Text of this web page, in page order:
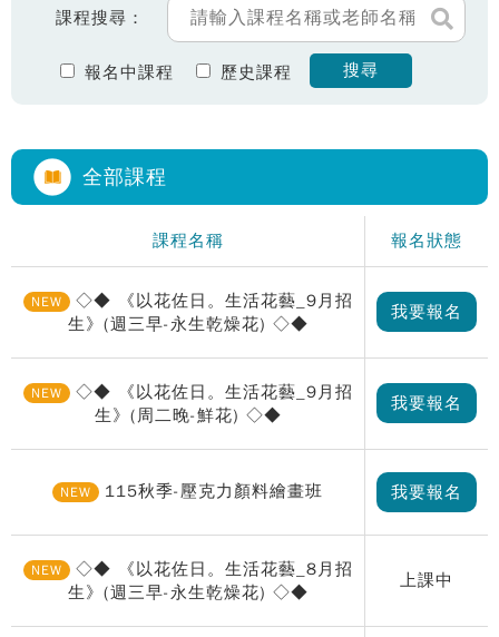
課程搜尋：
報名中課程 歷史課程 搜尋
全部課程
課程名稱 報名狀態
NEW
◇◆ 《以花佐日。生活花藝_9月招
生》(週三早-永生乾燥花) ◇◆
我要報名
NEW
◇◆ 《以花佐日。生活花藝_9月招
生》(周二晚-鮮花) ◇◆
我要報名
NEW 115秋季-壓克力顏料繪畫班 我要報名
NEW
◇◆ 《以花佐日。生活花藝_8月招
生》(週三早-永生乾燥花) ◇◆
上課中